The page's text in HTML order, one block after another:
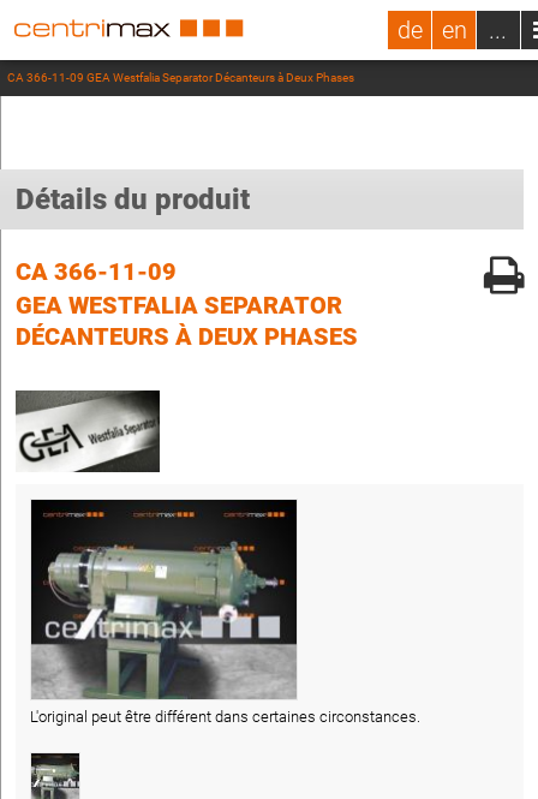
de en ...
CA 366-11-09 GEA Westfalia Separator Décanteurs à Deux Phases
Détails du produit
CA 366-11-09
GEA WESTFALIA SEPARATOR
DÉCANTEURS À DEUX PHASES
L'original peut être différent dans certaines circonstances.